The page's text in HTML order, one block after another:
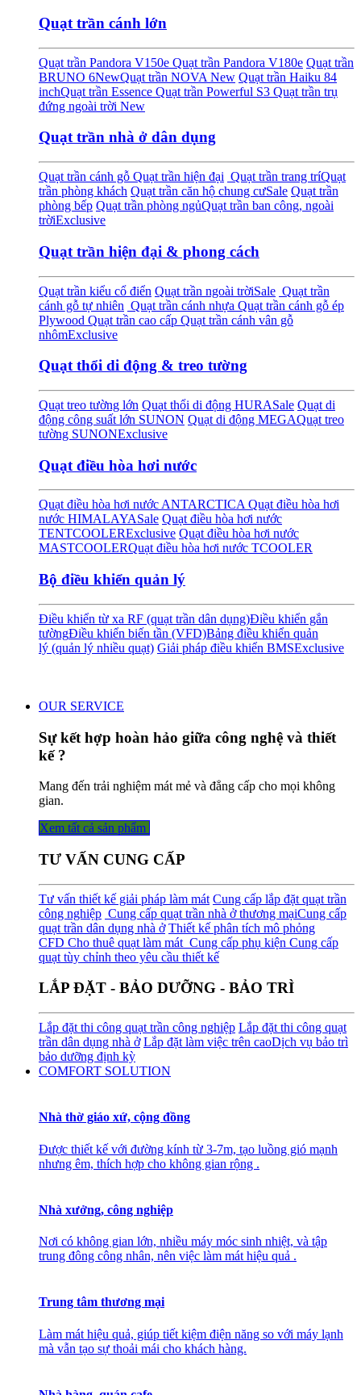
Quạt trần cánh lớn
Quạt trần Pandora V150e Quạt trần Pandora V180e Quạt trần
BRUNO 6NewQuạt trần NOVA New Quạt trần Haiku 84
inchQuạt trần Essence Quạt trần Powerful S3 Quạt trần trụ
đứng ngoài trời New
Quạt trần nhà ở dân dụng
Quạt trần cánh gỗ Quạt trần hiện đại Quạt trần trang tríQuạt
trần phòng khách Quạt trần căn hộ chung cưSale Quạt trần
phòng bếp Quạt trần phòng ngủQuạt trần ban công, ngoài
trờiExclusive
Quạt trần hiện đại & phong cách
Quạt trần kiểu cổ điển Quạt trần ngoài trờiSale Quạt trần
cánh gỗ tự nhiên Quạt trần cánh nhựa Quạt trần cánh gỗ ép
Plywood Quạt trần cao cấp Quạt trần cánh vân gỗ
nhômExclusive
Quạt thổi di động & treo tường
Quạt treo tường lớn Quạt thổi di động HURASale Quạt di
động công suất lớn SUNON Quạt di động MEGAQuạt treo
tường SUNONExclusive
Quạt điều hòa hơi nước
Quạt điều hòa hơi nước ANTARCTICA Quạt điều hòa hơi
nước HIMALAYASale Quạt điều hòa hơi nước
TENTCOOLERExclusive Quạt điều hòa hơi nước
MASTCOOLERQuạt điều hòa hơi nước TCOOLER
Bộ điều khiển quản lý
Điều khiển từ xa RF (quạt trần dân dụng)Điều khiển gắn
tườngĐiều khiển biến tần (VFD)Bảng điều khiển quản
lý (quản lý nhiều quạt) Giải pháp điều khiển BMSExclusive
OUR SERVICE
Sự kết hợp hoàn hảo giữa công nghệ và thiết
kế ?
Mang đến trải nghiệm mát mẻ và đẳng cấp cho mọi không
gian.
Xem tất cả sản phẩm
TƯ VẤN CUNG CẤP
Tư vấn thiết kế giải pháp làm mát Cung cấp lắp đặt quạt trần
công nghiệp Cung cấp quạt trần nhà ở thương mạiCung cấp
quạt trần dân dụng nhà ở Thiết kế phân tích mô phỏng
CFD Cho thuê quạt làm mát Cung cấp phụ kiện Cung cấp
quạt tùy chỉnh theo yêu cầu thiết kế
LẮP ĐẶT - BẢO DƯỠNG - BẢO TRÌ
Lắp đặt thi công quạt trần công nghiệp Lắp đặt thi công quạt
trần dân dụng nhà ở Lắp đặt làm việc trên caoDịch vụ bảo trì
bảo dưỡng định kỳ
COMFORT SOLUTION
Nhà thờ giáo xứ, cộng đồng
Được thiết kế với đường kính từ 3-7m, tạo luồng gió mạnh
nhưng êm, thích hợp cho không gian rộng .
Nhà xưởng, công nghiệp
Nơi có không gian lớn, nhiều máy móc sinh nhiệt, và tập
trung đông công nhân, nên việc làm mát hiệu quả .
Trung tâm thương mại
Làm mát hiệu quả, giúp tiết kiệm điện năng so với máy lạnh
mà vẫn tạo sự thoải mái cho khách hàng.